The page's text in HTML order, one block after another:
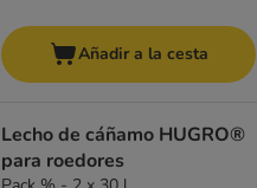
Añadir a la cesta
Lecho de cáñamo HUGRO®
para roedores